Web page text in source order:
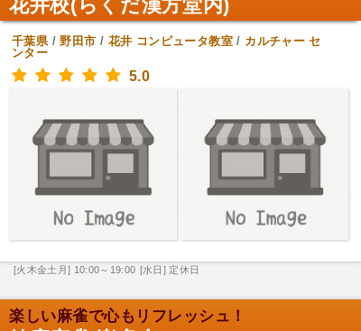
花井校(らくだ漢方堂内)
千葉県/野田市 / 花井 コンピュータ教室/ カルチャー セ
ンター
5.0
[火木金土月] 10:00～19:00 [水日] 定休日
楽しい麻雀で心もリフレッシュ！